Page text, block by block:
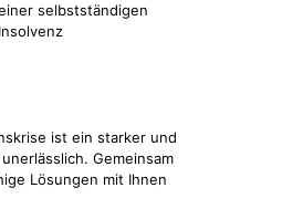
selbstständigen
ist ein starker und
Gemeinsam
Lösungen mit Ihnen